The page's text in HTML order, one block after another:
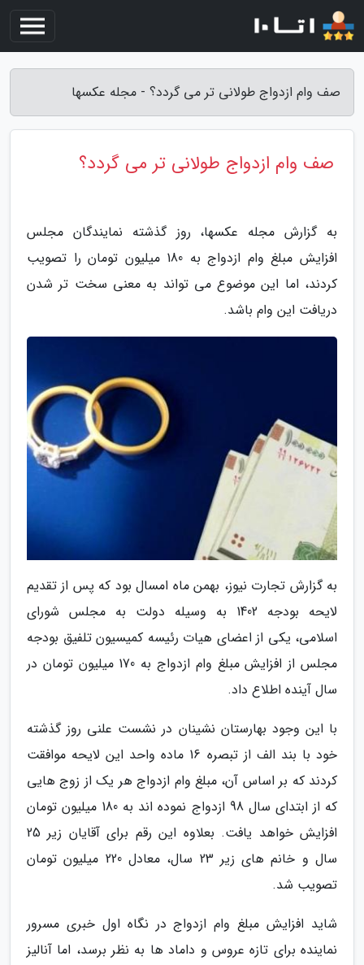
صف وام ازدواج طولانی تر می گردد؟ - مجله عکسها
صف وام ازدواج طولانی تر می گردد؟
به گزارش مجله عکسها، روز گذشته نمایندگان مجلس
افزایش مبلغ وام ازدواج به 180 میلیون تومان را تصویب
کردند، اما این موضوع می تواند به معنی سخت تر شدن
دریافت این وام باشد.
به گزارش تجارت نیوز، بهمن ماه امسال بود که پس از تقدیم
لایحه بودجه 1402 به وسیله دولت به مجلس شورای
اسلامی، یکی از اعضای هیات رئیسه کمیسیون تلفیق بودجه
مجلس از افزایش مبلغ وام ازدواج به 170 میلیون تومان در
سال آینده اطلاع داد.
با این وجود بهارستان نشینان در نشست علنی روز گذشته
خود با بند الف از تبصره 16 ماده واحد این لایحه موافقت
کردند که بر اساس آن، مبلغ وام ازدواج هر یک از زوج هایی
که از ابتدای سال 98 ازدواج نموده اند به 180 میلیون تومان
افزایش خواهد یافت. بعلاوه این رقم برای آقایان زیر 25
سال و خانم های زیر 23 سال، معادل 220 میلیون تومان
تصویب شد.
شاید افزایش مبلغ وام ازدواج در نگاه اول خبری مسرور
نماینده برای تازه عروس و داماد ها به نظر برسد، اما آنالیز